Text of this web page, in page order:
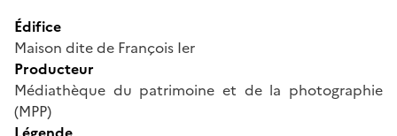
Édifice
Maison dite de François Ier
Producteur
Médiathèque du patrimoine et de la photographie
(MPP)